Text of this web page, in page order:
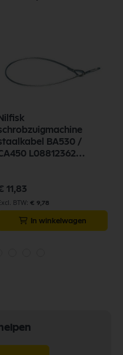
Nilfisk
BA530 /
L08812362
11,83
€ 9,78
In winkelwagen